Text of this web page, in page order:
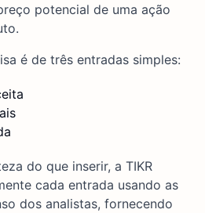
potencial de uma ação
é de três entradas simples:
do que inserir, a TIKR
cada entrada usando as
dos analistas, fornecendo